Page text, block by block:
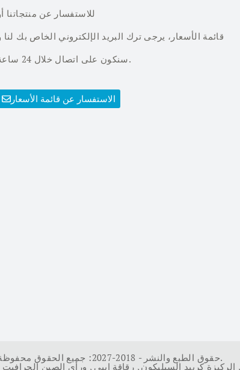
للاستفسار عن منتجاتنا
قائمة الأسعار، يرجى ترك البريد الإلكتروني الخاص بك لنا
سنكون على اتصال خلال 24 ساعة.
الاستفسار عن قائمة الأسعار
© حقوق الطبع والنشر - 2018-2027: جميع الحقوق محفوظة.
, الركيزة كربيد السيليكون, رقاقة إيبي, ورأى الصين